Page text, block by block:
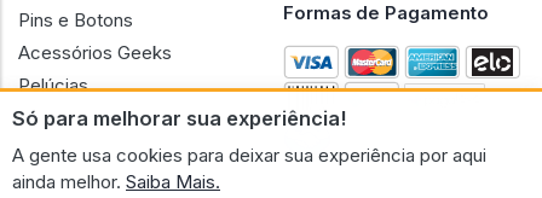
Só para melhorar sua experiência!
A gente usa cookies para deixar sua experiência por aqui
ainda melhor. Saiba Mais.
Pins e Botons
Acessórios Geeks
Pelúcias
Bonecas
Formas de Pagamento